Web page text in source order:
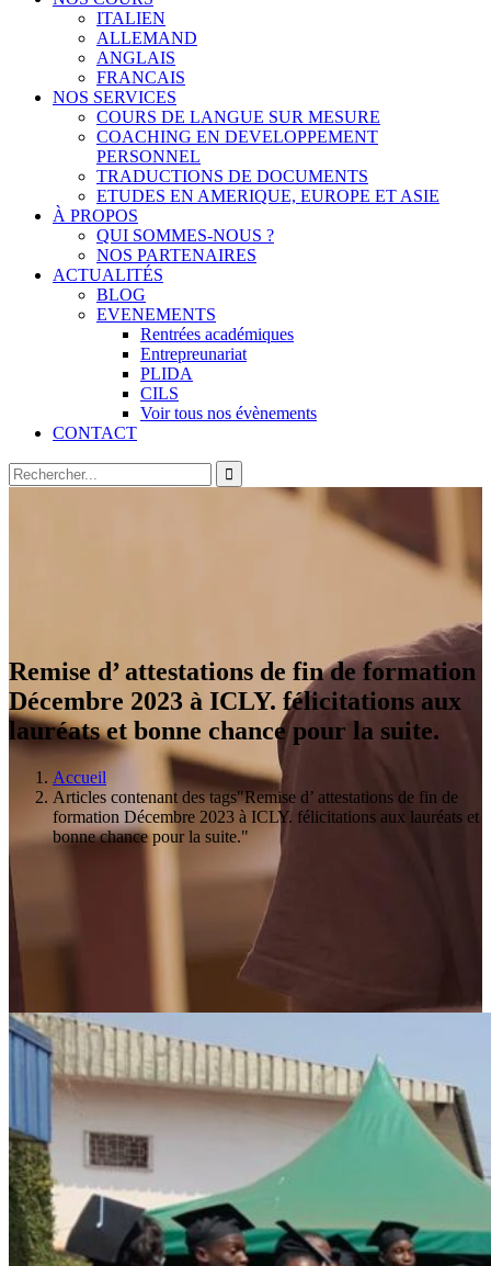
ITALIEN
ALLEMAND
ANGLAIS
FRANCAIS
NOS SERVICES
COURS DE LANGUE SUR MESURE
COACHING EN DEVELOPPEMENT
PERSONNEL
TRADUCTIONS DE DOCUMENTS
ETUDES EN AMERIQUE, EUROPE ET ASIE
À PROPOS
QUI SOMMES-NOUS ?
NOS PARTENAIRES
ACTUALITÉS
BLOG
EVENEMENTS
Rentrées académiques
Entrepreunariat
PLIDA
CILS
Voir tous nos évènements
CONTACT
Remise d’ attestations de fin de formation
Décembre 2023 à ICLY. félicitations aux
lauréats et bonne chance pour la suite.
Accueil
Articles contenant des tags"Remise d’ attestations de fin de
formation Décembre 2023 à ICLY. félicitations aux lauréats et
bonne chance pour la suite."